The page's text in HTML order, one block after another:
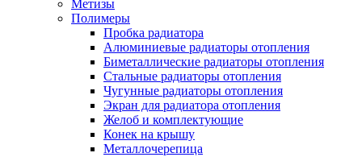
Метизы
Полимеры
Пробка радиатора
Алюминиевые радиаторы отопления
Биметаллические радиаторы отопления
Стальные радиаторы отопления
Чугунные радиаторы отопления
Экран для радиатора отопления
Желоб и комплектующие
Конек на крышу
Металлочерепица